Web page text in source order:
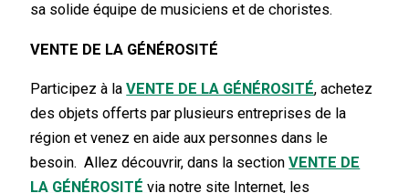
sa solide équipe de musiciens et de choristes.
VENTE DE LA GÉNÉROSITÉ
Participez à laVENTE DE LA GÉNÉROSITÉ, achetez
des objets offerts par plusieurs entreprises de la
région et venez en aide aux personnes dans le
besoin. Allez découvrir, dans la sectionVENTE DE
LA GÉNÉROSITÉvia notre site Internet, les